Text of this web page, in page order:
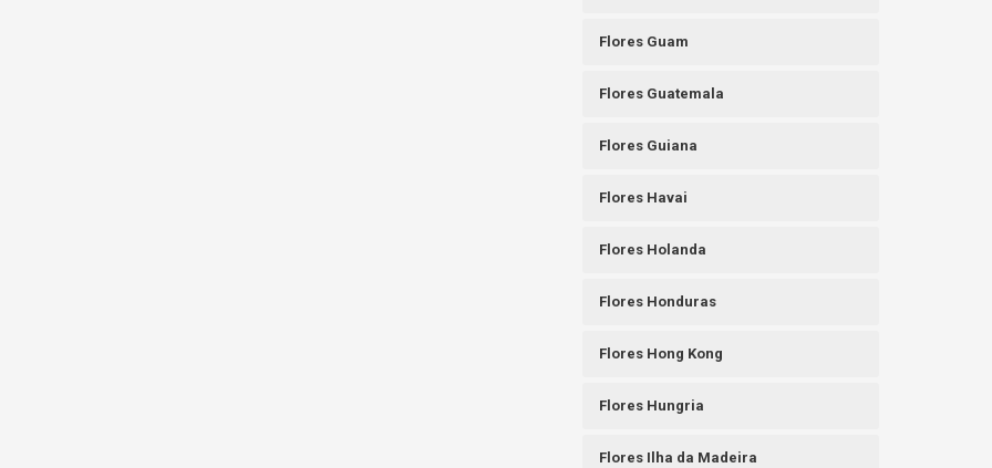
Flores Guam
Flores Guatemala
Flores Guiana
Flores Havai
Flores Holanda
Flores Honduras
Flores Hong Kong
Flores Hungria
Flores Ilha da Madeira